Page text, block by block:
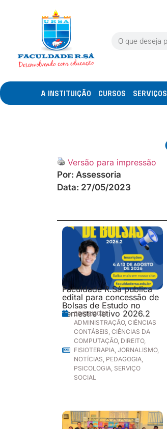
A INSTITUIÇÃO CURSOS SERVIÇOS
Versão para impressão
Por: Assessoria
Data: 27/05/2023
Faculdade R.Sá publica
edital para concessão de
Bolsas de Estudo no
semestre letivo 2026.2
05/08/2026
ADMINISTRAÇÃO, CIÊNCIAS
CONTÁBEIS, CIÊNCIAS DA
COMPUTAÇÃO, DIREITO,
FISIOTERAPIA, JORNALISMO,
NOTÍCIAS, PEDAGOGIA,
PSICOLOGIA, SERVIÇO
SOCIAL